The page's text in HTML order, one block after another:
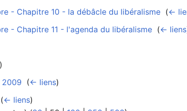
- Chapitre 10 - la débâcle du libéralisme (←
- Chapitre 11 - l'agenda du libéralisme (← liens
)
2009
(← liens)
(← liens)